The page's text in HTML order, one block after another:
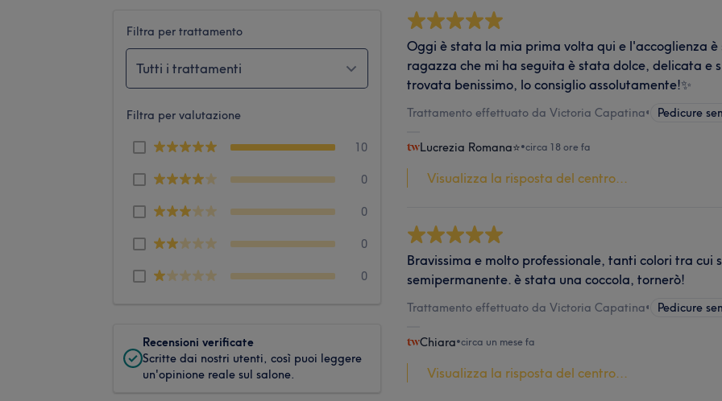
Filtra per trattamento
Tutti i trattamenti
Filtra per valutazione
10
0
0
0
0
Recensioni verificate
Scritte dai nostri utenti, così puoi leggere
un'opinione reale sul salone.
Oggi è stata la mia prima volta qui e l'accoglienza
ragazza che mi ha seguita è stata dolce, delicata e
trovata benissimo, lo consiglio assolutamente!✨
Trattamento effettuato da Victoria Capatina• Pedicure
Lucrezia Romana⭐️•circa 18 ore fa
Visualizza la risposta del centro...
Bravissima e molto professionale, tanti colori tra cui
semipermanente. è stata una coccola, tornerò!
Trattamento effettuato da Victoria Capatina• Pedicure
Chiara•circa un mese fa
Visualizza la risposta del centro...